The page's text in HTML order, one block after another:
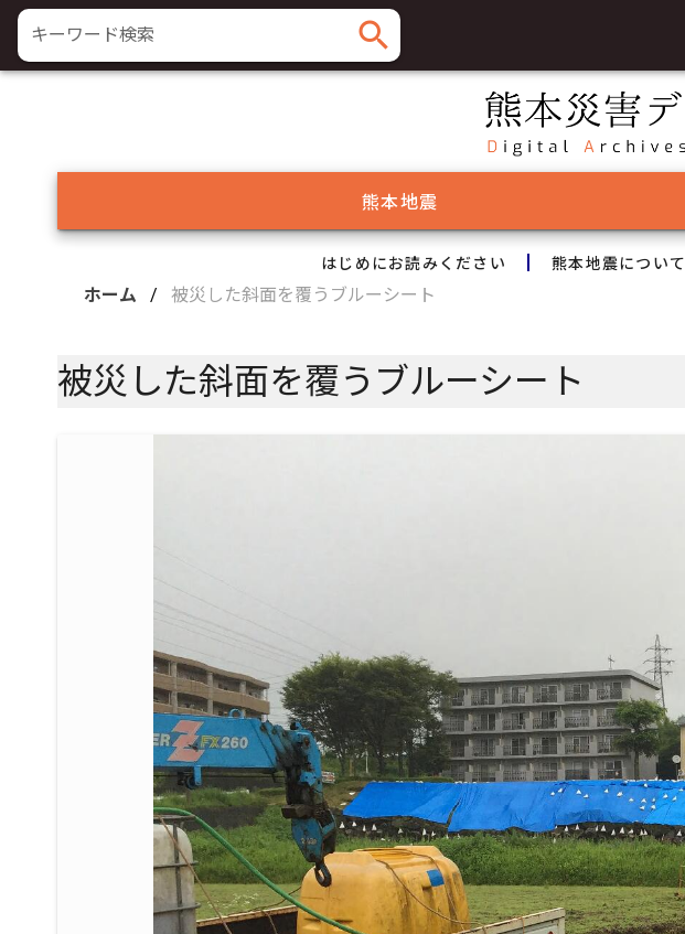
キーワード検索 search
熊本地震
はじめにお読みください 熊本地震について
ホーム / 被災した斜面を覆うブルーシート
被災した斜面を覆うブルーシート